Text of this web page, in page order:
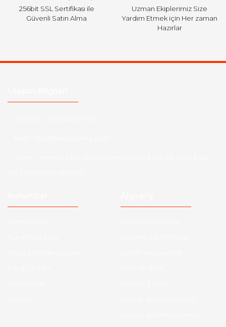
256bit SSL Sertifikası ile
Güvenli Satın Alma
Uzman Ekiplerimiz Size
Yardım Etmek için Her zaman
Hazırlar